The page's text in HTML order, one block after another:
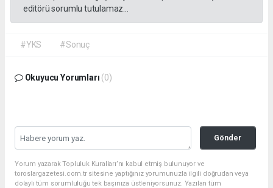
editörü sorumlu tutulamaz...
#YKS #Sonuç
Okuyucu Yorumları (0)
Gönder
Yorum yazarak Topluluk Kuralları’nı kabul etmiş bulunuyor ve
toroslargazetesi.com.tr sitesine yaptığınız yorumunuzla ilgili doğrudan veya
dolaylı tüm sorumluluğu tek başınıza üstleniyorsunuz. Yazılan tüm